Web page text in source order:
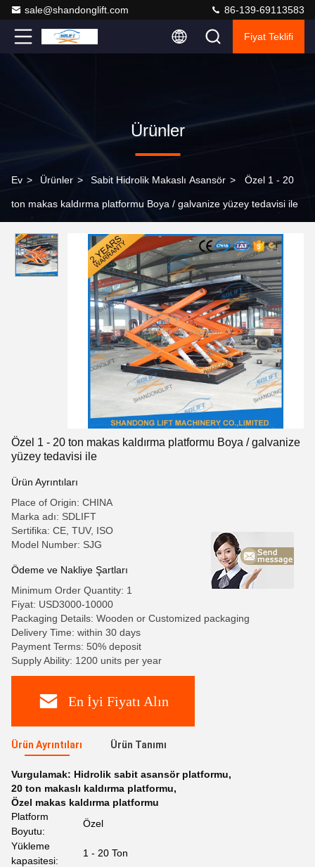
sale@shandonglift.com 86-139-69113583
Fiyat Teklifi
Ürünler
Ev > Ürünler > Sabit Hidrolik Makaslı Asansör > Özel 1 - 20
ton makas kaldırma platformu Boya / galvanize yüzey tedavisi ile
Özel 1 - 20 ton makas kaldırma platformu Boya / galvanize
yüzey tedavisi ile
Ürün Ayrıntıları
Place of Origin: CHINA
Marka adı: SDLIFT
Sertifika: CE, TUV, ISO
Model Number: SJG
Ödeme ve Nakliye Şartları
Minimum Order Quantity: 1
Fiyat: USD3000-10000
Packaging Details: Wooden or Customized packaging
Delivery Time: within 30 days
Payment Terms: 50% deposit
Supply Ability: 1200 units per year
En İyi Fiyatı Alın
Ürün Ayrıntıları Ürün Tanımı
Vurgulamak: Hidrolik sabit asansör platformu,
20 ton makaslı kaldırma platformu,
Özel makas kaldırma platformu
Platform
Boyutu:
Özel
Yükleme
kapasitesi:
1 - 20 Ton